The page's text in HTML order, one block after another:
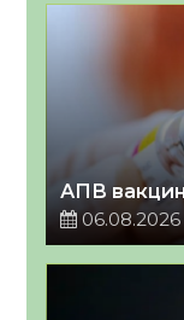
АПВ
06.08.2026